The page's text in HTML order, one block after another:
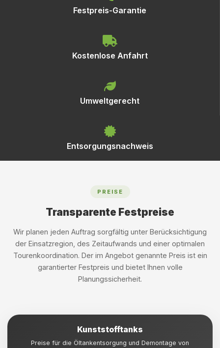
Festpreis-Garantie
Kostenlose Anfahrt
Umweltgerecht
Entsorgungsnachweis
PREISE
Transparente Festpreise
Wir planen jeden Auftrag sorgfältig unter Berücksichtigung
der Einsatzregion, des Zeitaufwands und einer optimalen
Tourenkoordination. Der im Angebot genannte Preis ist ein
garantierter Festpreis und bietet Ihnen volle
Planungssicherheit.
Kunststofftanks
Preise für die Öltankentsorgung und Demontage von